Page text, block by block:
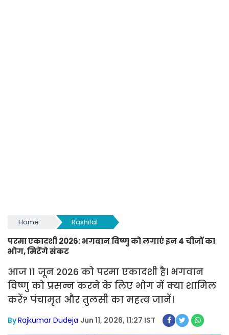
Home Rashifal
परमा एकादशी 2026: भगवान विष्णु को लगाएं इन 4 चीजों का
भोग, मिटेंगे संकट
आज 11 जून 2026 को परमा एकादशी है। भगवान
विष्णु को प्रसन्न करने के लिए भोग में क्या शामिल
करें? पंचामृत और तुलसी का महत्व जानें।
ByRajkumar Dudeja Jun 11, 2026, 11:27 IST